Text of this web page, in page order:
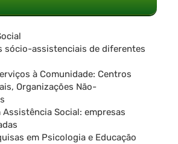
sócio-assistenciais de diferentes
à Comunidade: Centros
Organizações Não-
Social: empresas
em Psicologia e Educação